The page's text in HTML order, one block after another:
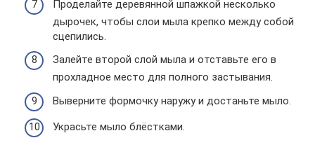
Проделайте деревянной шпажкой несколько
дырочек, чтобы слои мыла крепко между собой
сцепились.
Залейте второй слой мыла и отставьте его в
прохладное место для полного застывания.
Выверните формочку наружу и достаньте мыло.
Украсьте мыло блёстками.